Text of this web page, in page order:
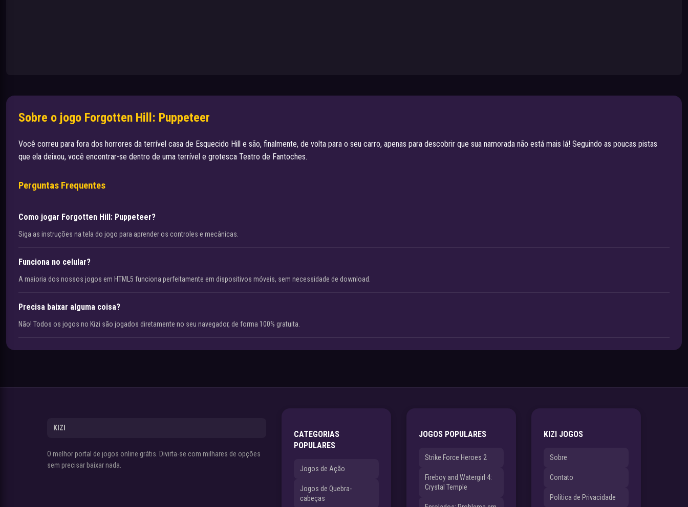
Sobre o jogo Forgotten Hill: Puppeteer
Você correu para fora dos horrores da terrível casa de Esquecido Hill e são, finalmente, de volta para o seu carro, apenas para descobrir que sua namorada não está mais lá! Seguindo as poucas pistas
que ela deixou, você encontrar-se dentro de uma terrível e grotesca Teatro de Fantoches.
Perguntas Frequentes
Como jogar Forgotten Hill: Puppeteer?
Siga as instruções na tela do jogo para aprender os controles e mecânicas.
Funciona no celular?
A maioria dos nossos jogos em HTML5 funciona perfeitamente em dispositivos móveis, sem necessidade de download.
Precisa baixar alguma coisa?
Não! Todos os jogos no Kizi são jogados diretamente no seu navegador, de forma 100% gratuita.
KIZI
O melhor portal de jogos online grátis. Divirta-se com milhares de opções
sem precisar baixar nada.
CATEGORIAS
POPULARES
Jogos de Ação
Jogos de Quebra-
cabeças
JOGOS POPULARES
Strike Force Heroes 2
Fireboy and Watergirl 4:
Crystal Temple
KIZI JOGOS
Sobre
Contato
Política de Privacidade